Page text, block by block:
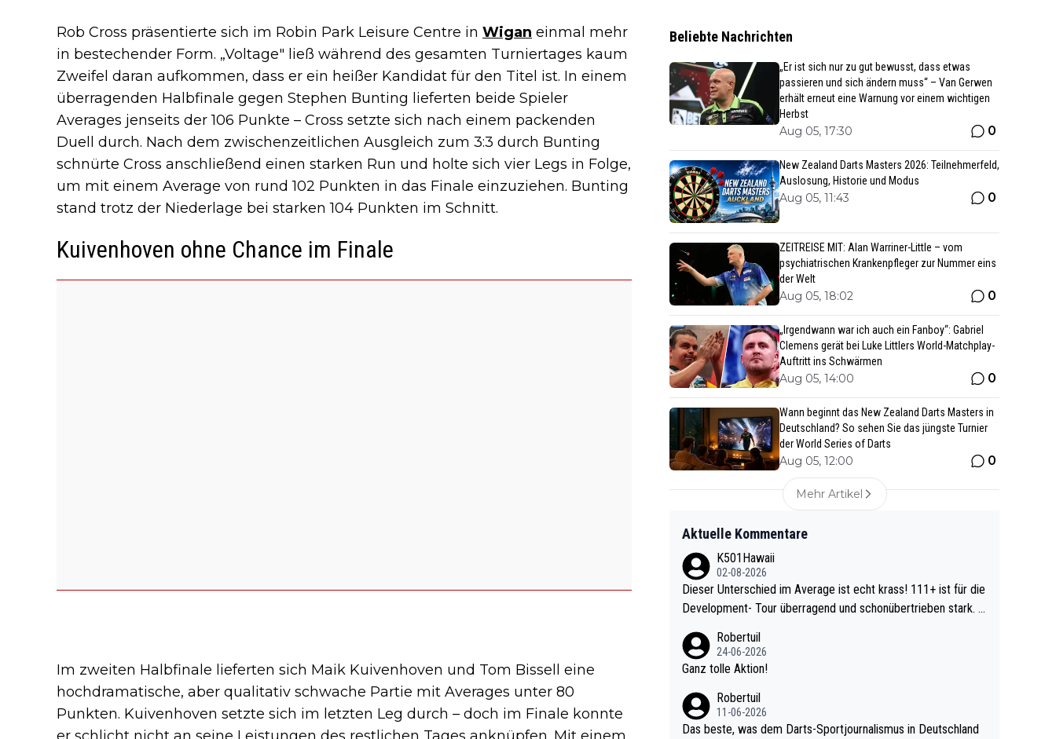
Rob Cross präsentierte sich im Robin Park Leisure Centre in Wigan einmal mehr
in bestechender Form. „Voltage" ließ während des gesamten Turniertages kaum
Zweifel daran aufkommen, dass er ein heißer Kandidat für den Titel ist. In einem
überragenden Halbfinale gegen Stephen Bunting lieferten beide Spieler
Averages jenseits der 106 Punkte – Cross setzte sich nach einem packenden
Duell durch. Nach dem zwischenzeitlichen Ausgleich zum 3:3 durch Bunting
schnürte Cross anschließend einen starken Run und holte sich vier Legs in Folge,
um mit einem Average von rund 102 Punkten in das Finale einzuziehen. Bunting
stand trotz der Niederlage bei starken 104 Punkten im Schnitt.
Kuivenhoven ohne Chance im Finale
Im zweiten Halbfinale lieferten sich Maik Kuivenhoven und Tom Bissell eine
hochdramatische, aber qualitativ schwache Partie mit Averages unter 80
Punkten. Kuivenhoven setzte sich im letzten Leg durch – doch im Finale konnte
Beliebte Nachrichten
„Er ist sich nur zu gut bewusst, dass etwas
passieren und sich ändern muss“ – Van Gerwen
erhält erneut eine Warnung vor einem wichtigen
Herbst
Aug 05, 17:30 0
New Zealand Darts Masters 2026: Teilnehmerfeld,
Auslosung, Historie und Modus
Aug 05, 11:43 0
ZEITREISE MIT: Alan Warriner-Little – vom
psychiatrischen Krankenpfleger zur Nummer eins
der Welt
Aug 05, 18:02 0
„Irgendwann war ich auch ein Fanboy“: Gabriel
Clemens gerät bei Luke Littlers World-Matchplay-
Auftritt ins Schwärmen
Aug 05, 14:00 0
Wann beginnt das New Zealand Darts Masters in
Deutschland? So sehen Sie das jüngste Turnier
der World Series of Darts
Aug 05, 12:00 0
Mehr Artikel
Aktuelle Kommentare
K501Hawaii
02-08-2026
Dieser Unterschied im Average ist echt krass! 111+ ist für die
Development- Tour überragend und schonübertrieben stark. U
e mal 40+ erst recht. Da gewinnst keinen Blumentopf - ist ja n
och krasser wie ein Pokalspiel eines Kreisligisten vs einem Bu
Robertuil
24-06-2026
Ganz tolle Aktion!
Robertuil
11-06-2026
Das beste, was dem Darts-Sportjournalismus in Deutschland